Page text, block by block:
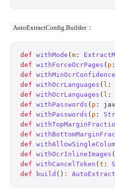
AutoExtractConfig.Builder :
def withMode ( m :
def withForceOcrPages ( p
def withMinOcrConfidence
def withOcrLanguages ( l :
def withOcrLanguages ( l :
def withPasswords ( p :
def withPasswords ( p :
def
def
def
def withOcrInlineImages (
def withCancelToken ( t :
def build () :